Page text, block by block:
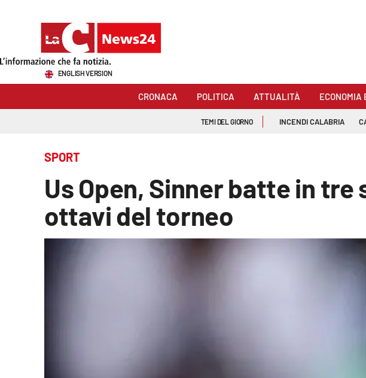
Sezioni
Economia e lavoro
Italia Mondo
ENGLISH VERSION
CRONACA POLITICA ATTUALITÀ ECONOMIA
TEMI DEL GIORNO INCENDI CALABRIA
SPORT
Us Open, Sinner batte in tre
ottavi del torneo